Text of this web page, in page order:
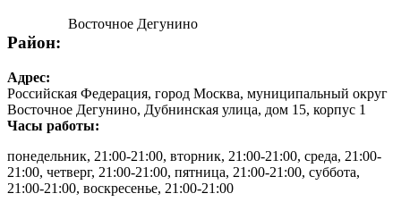
Район:
Восточное Дегунино
Адрес:
Российская Федерация, город Москва, муниципальный округ
Восточное Дегунино, Дубнинская улица, дом 15, корпус 1
Часы работы:
понедельник, 21:00-21:00, вторник, 21:00-21:00, среда, 21:00-
21:00, четверг, 21:00-21:00, пятница, 21:00-21:00, суббота,
21:00-21:00, воскресенье, 21:00-21:00